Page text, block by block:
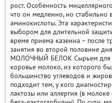
рост. Особенность
что он медленно, но стабильно
аминокислоты. Эта
выбором для длительной
время приема казеина – после
занятия во второй половине
МОЛОЧНЫЙ БЕЛОК Сырьем для
коровье молоко, из которого
большинство углеводов и
подходит тем, у кого
лактозы или аллергия (в